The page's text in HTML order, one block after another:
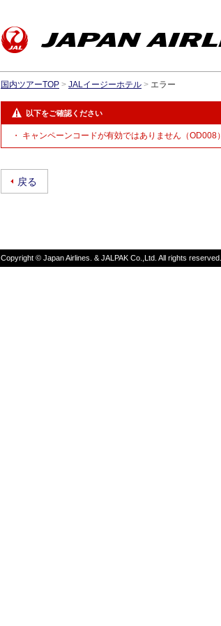
国内ツアーTOP > JALイージーホテル > エラー
以下をご確認ください
キャンペーンコードが有効ではありません（OD008）
戻る
Copyright © Japan Airlines. & JALPAK Co.,Ltd. All rights reserved.